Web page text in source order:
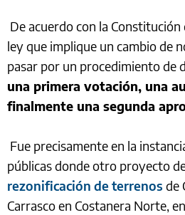
De acuerdo con la Constitución
ley que implique un cambio de
pasar por un procedimiento de
una primera votación, una
finalmente una segunda
Fue precisamente en la
públicas donde otro proyecto
rezonificación de terrenos de
Carrasco en Costanera Norte,